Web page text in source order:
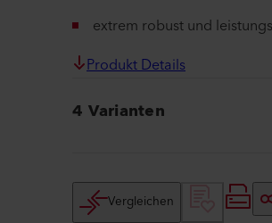
extrem robust und
Produkt Details
4 Varianten
Vergleichen